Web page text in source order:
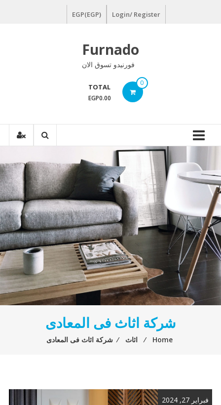
Login/ Register
EGP(EGP)
Furnado
فورنيدو تسوق الان
0
TOTAL
EGP0.00
شركة اثاث فى المعادى
Home
⁄ اثاث ⁄ شركة اثاث فى المعادى
فبراير 27, 2024